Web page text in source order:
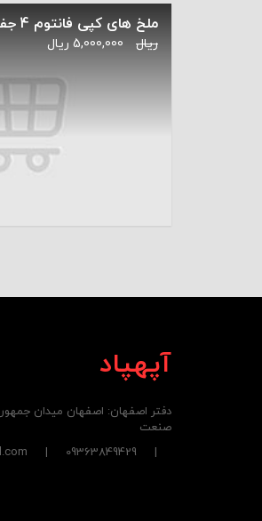
ملخ های کپی فانتوم 4 جفتی
ریال 5,000,000 ریال
آپهپاد
دفتر اصفهان: اصفهان میدان
صنعت
| 09363849429 | Avinspp@gmail.com